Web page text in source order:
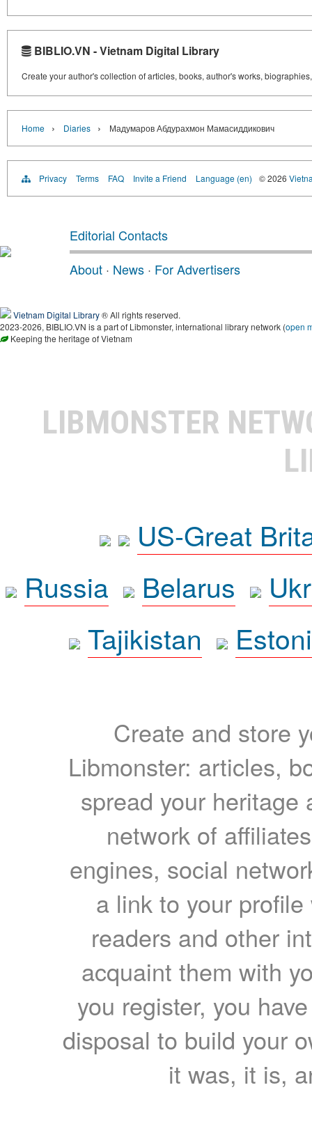
BIBLIO.VN - Vietnam Digital Library
Create your author's collection of articles, books, author's works,
Home › Diaries › Мадумаров Абдурахмон Мамасиддикович
Privacy Terms FAQ Invite a Friend Language (en) © 2026
Editorial Contacts
About · News · For Advertisers
Vietnam Digital Library® All rights reserved.
2023-2026, BIBLIO.VN is a part of Libmonster, international library network (open
Keeping the heritage of Vietnam
LIBMONSTER
US-Great
Russia
Belarus
Tajikistan
Create and store
Libmonster: articles,
spread your heritage
network of
engines, social
a link to your
readers and other
acquaint them with
you register, you
disposal to build your
it was, it is,